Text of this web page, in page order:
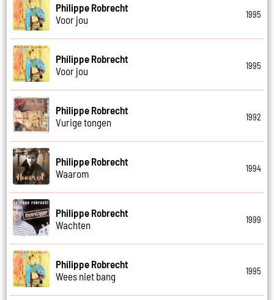
Philippe Robrecht
Voor jou
1995
Philippe Robrecht
Voor jou
1995
Philippe Robrecht
Vurige tongen
1992
Philippe Robrecht
Waarom
1994
Philippe Robrecht
Wachten
1999
Philippe Robrecht
Wees niet bang
1995